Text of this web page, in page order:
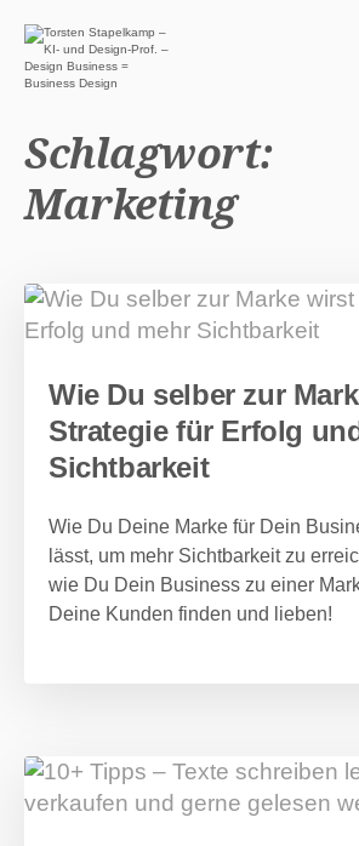
BLOG
SERVICE DESIGN THINKING
0 EURO ANGEBOTE 🎁
Suchen nach:
Schlagwort:
Marketing
Wie Du selber zur
Strategie für Erfolg
Sichtbarkeit
Wie Du Deine Marke für Dein
lässt, um mehr Sichtbarkeit zu
wie Du Dein Business zu einer
Deine Kunden finden und lieben!